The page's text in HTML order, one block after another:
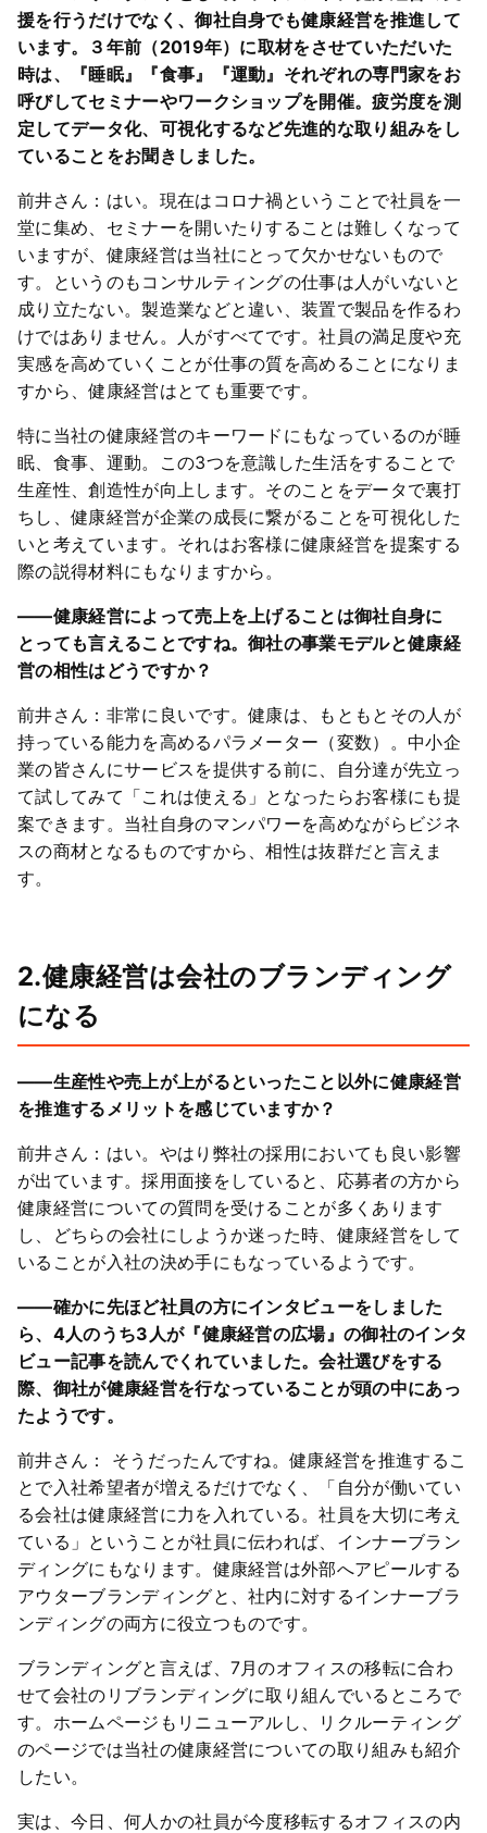
援を行うだけでなく、御社自身でも健康経営を推進して
います。３年前（2019年）に取材をさせていただいた
時は、『睡眠』『食事』『運動』それぞれの専門家をお
呼びしてセミナーやワークショップを開催。疲労度を測
定してデータ化、可視化するなど先進的な取り組みをし
ていることをお聞きしました。
前井さん：はい。現在はコロナ禍ということで社員を一
堂に集め、セミナーを開いたりすることは難しくなって
いますが、健康経営は当社にとって欠かせないもので
す。というのもコンサルティングの仕事は人がいないと
成り立たない。製造業などと違い、装置で製品を作るわ
けではありません。人がすべてです。社員の満足度や充
実感を高めていくことが仕事の質を高めることになりま
すから、健康経営はとても重要です。
特に当社の健康経営のキーワードにもなっているのが睡
眠、食事、運動。この3つを意識した生活をすることで
生産性、創造性が向上します。そのことをデータで裏打
ちし、健康経営が企業の成長に繋がることを可視化した
いと考えています。それはお客様に健康経営を提案する
際の説得材料にもなりますから。
――健康経営によって売上を上げることは御社自身に
とっても言えることですね。御社の事業モデルと健康経
営の相性はどうですか？
前井さん：非常に良いです。健康は、もともとその人が
持っている能力を高めるパラメーター（変数）。中小企
業の皆さんにサービスを提供する前に、自分達が先立っ
て試してみて「これは使える」となったらお客様にも提
案できます。当社自身のマンパワーを高めながらビジネ
スの商材となるものですから、相性は抜群だと言えま
す。
2.健康経営は会社のブランディング
になる
――生産性や売上が上がるといったこと以外に健康経営
を推進するメリットを感じていますか？
前井さん：はい。やはり弊社の採用においても良い影響
が出ています。採用面接をしていると、応募者の方から
健康経営についての質問を受けることが多くあります
し、どちらの会社にしようか迷った時、健康経営をして
いることが入社の決め手にもなっているようです。
――確かに先ほど社員の方にインタビューをしました
ら、4人のうち3人が『健康経営の広場』の御社のインタ
ビュー記事を読んでくれていました。会社選びをする
際、御社が健康経営を行なっていることが頭の中にあっ
たようです。
前井さん： そうだったんですね。健康経営を推進するこ
とで入社希望者が増えるだけでなく、「自分が働いてい
る会社は健康経営に力を入れている。社員を大切に考え
ている」ということが社員に伝われば、インナーブラン
ディングにもなります。健康経営は外部へアピールする
アウターブランディングと、社内に対するインナーブラ
ンディングの両方に役立つものです。
ブランディングと言えば、7月のオフィスの移転に合わ
せて会社のリブランディングに取り組んでいるところで
す。ホームページもリニューアルし、リクルーティング
のページでは当社の健康経営についての取り組みも紹介
したい。
実は、今日、何人かの社員が今度移転するオフィスの内